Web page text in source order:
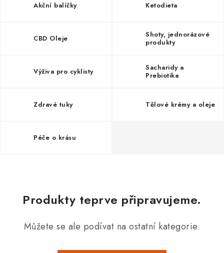
Akční balíčky Ketodieta
CBD Oleje
Shoty, jednorázové
produkty
Výživa pro cyklisty
Sacharidy a
Prebiotika
Zdravé tuky Tělové krémy a oleje
Péče o krásu
Produkty teprve připravujeme.
Můžete se ale podívat na ostatní kategorie.